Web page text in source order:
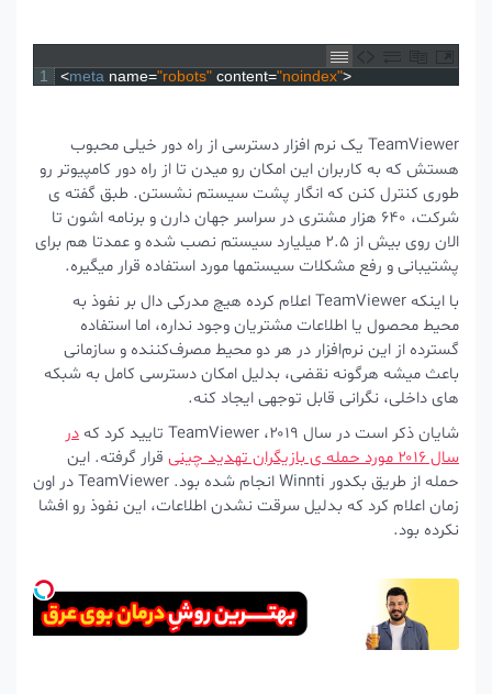
1 <meta name="robots" content="noindex"
TeamViewer یک نرم افزار دسترسی از راه دور خیلی محبوب
هستش که به کاربران این امکان رو میدن تا از راه دور کامپیوتر رو
طوری کنترل کنن که انگار پشت سیستم نشستن. طبق گفته ی
شرکت، 640 هزار مشتری در سراسر جهان دارن و برنامه اشون تا
الان روی بیش از 2.5 میلیارد سیستم نصب شده و عمدتا هم برای
پشتیبانی و رفع مشکلات سیستمها مورد استفاده قرار میگیره.
با اینکه TeamViewer اعلام کرده هیچ مدرکی دال بر نفوذ به
محیط محصول یا اطلاعات مشتریان وجود نداره، اما استفاده
گسترده از این نرم‌افزار در هر دو محیط مصرف‌کننده و سازمانی
باعث میشه هرگونه نقضی، بدلیل امکان دسترسی کامل به شبکه‌
های داخلی، نگرانی قابل توجهی ایجاد کنه.
شایان ذکر است در سال ۲۰۱۹، TeamViewer تایید کرد که
در
قرار گرفته. این
حمله از طریق بکدور Winnti انجام شده بود. TeamViewer در اون
زمان اعلام کرد که بدلیل سرقت نشدن اطلاعات، این نفوذ رو افشا
نکرده بود.